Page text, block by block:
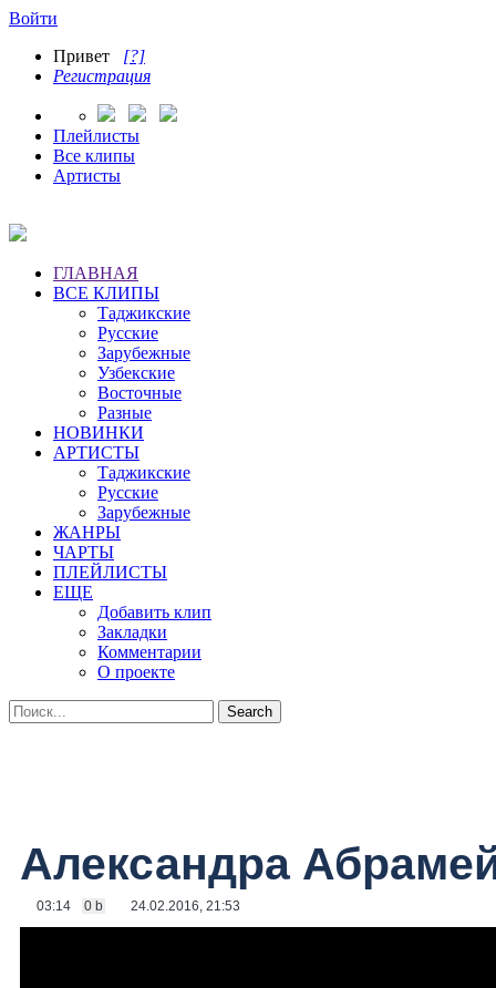
Войти
Привет [?]
Регистрация
Плейлисты
Все клипы
Артисты
ГЛАВНАЯ
ВСЕ КЛИПЫ
Таджикские
Русские
Зарубежные
Узбекские
Восточные
Разные
НОВИНКИ
АРТИСТЫ
Таджикские
Русские
Зарубежные
ЖАНРЫ
ЧАРТЫ
ПЛЕЙЛИСТЫ
ЕЩЕ
Добавить клип
Закладки
Комментарии
О проекте
Александра
03:14 0 b 24.02.2016, 21:53